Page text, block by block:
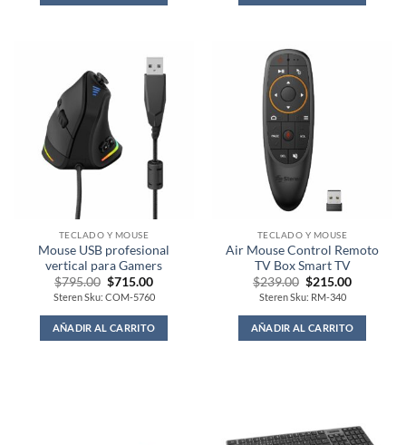
TECLADO Y MOUSE
Mouse USB profesional
vertical para Gamers
$795.00 Original
price
was:
$795.00.
$715.00Current
price
is:
$715.00.
Steren Sku: COM-5760
AÑADIR AL CARRITO
TECLADO Y MOUSE
Air Mouse Control Remoto
TV Box Smart TV
$239.00 Original
price
was:
$239.00.
$215.00Current
$215.00.
Steren Sku: RM-340
AÑADIR AL CARRITO